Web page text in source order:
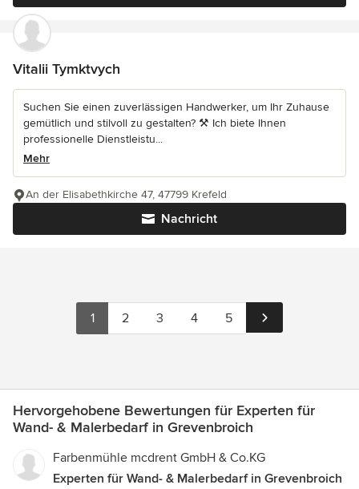
Vitalii Tymktvych
Suchen Sie einen zuverlässigen Handwerker, um Ihr Zuhause
gemütlich und stilvoll zu gestalten? ⚒️ Ich biete Ihnen
professionelle Dienstleistu...
Mehr
Nachricht
An der Elisabethkirche 47, 47799 Krefeld
1 2 3 4 5
Hervorgehobene Bewertungen für Experten für
Wand- & Malerbedarf in Grevenbroich
Farbenmühle mcdrent GmbH & Co.KG
Experten für Wand- & Malerbedarf in Grevenbroich